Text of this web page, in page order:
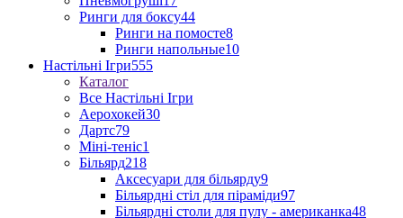
Ринги для боксу44
Ринги на помосте8
Ринги напольные10
Настільні Ігри555
Каталог
Все Настільні Ігри
Аерохокей30
Дартс79
Міні-теніс1
Більярд218
Аксесуари для більярду9
Більярдні стіл для піраміди97
Більярдні столи для пулу - американка48